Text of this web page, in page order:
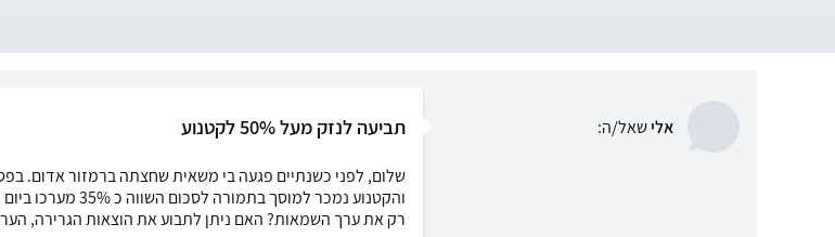
אלישאל/ה: תביעה לנזק מעל 50% לקטנוע
והקטנוע נמכר
רק את ערך השמאות? האם ניתן לתבוע את הוצאות הגרירה,